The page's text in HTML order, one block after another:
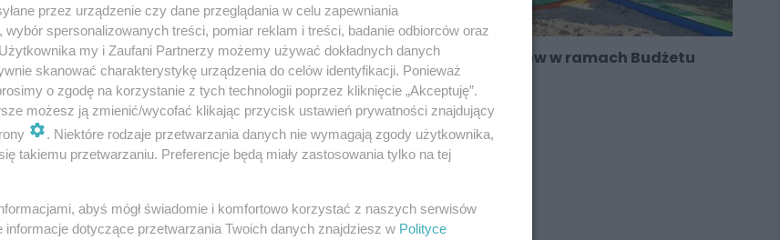
Jacka Cygana w Parku Sieleckim w
zagra
Pomysły mieszkańców w ramach Budżetu
Obywatelskiego
przez urządzenie czy dane przeglądania w celu zapewniania
spersonalizowanych treści, pomiar reklam i treści, badanie odbiorców oraz
my i Zaufani Partnerzy możemy używać dokładnych danych
skanować charakterystykę urządzenia do celów identyfikacji. Ponieważ
o zgodę na korzystanie z tych technologii poprzez kliknięcie „Akceptuję”.
możesz ją zmienić/wycofać klikając przycisk ustawień prywatności znajdujący
. Niektóre rodzaje przetwarzania danych nie wymagają zgody użytkownika,
takiemu przetwarzaniu. Preferencje będą miały zastosowania tylko na tej
abyś mógł świadomie i komfortowo korzystać z naszych serwisów
informacje dotyczące przetwarzania Twoich danych znajdziesz w Polityce